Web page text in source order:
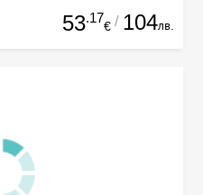
53.17
€ / 104лв.